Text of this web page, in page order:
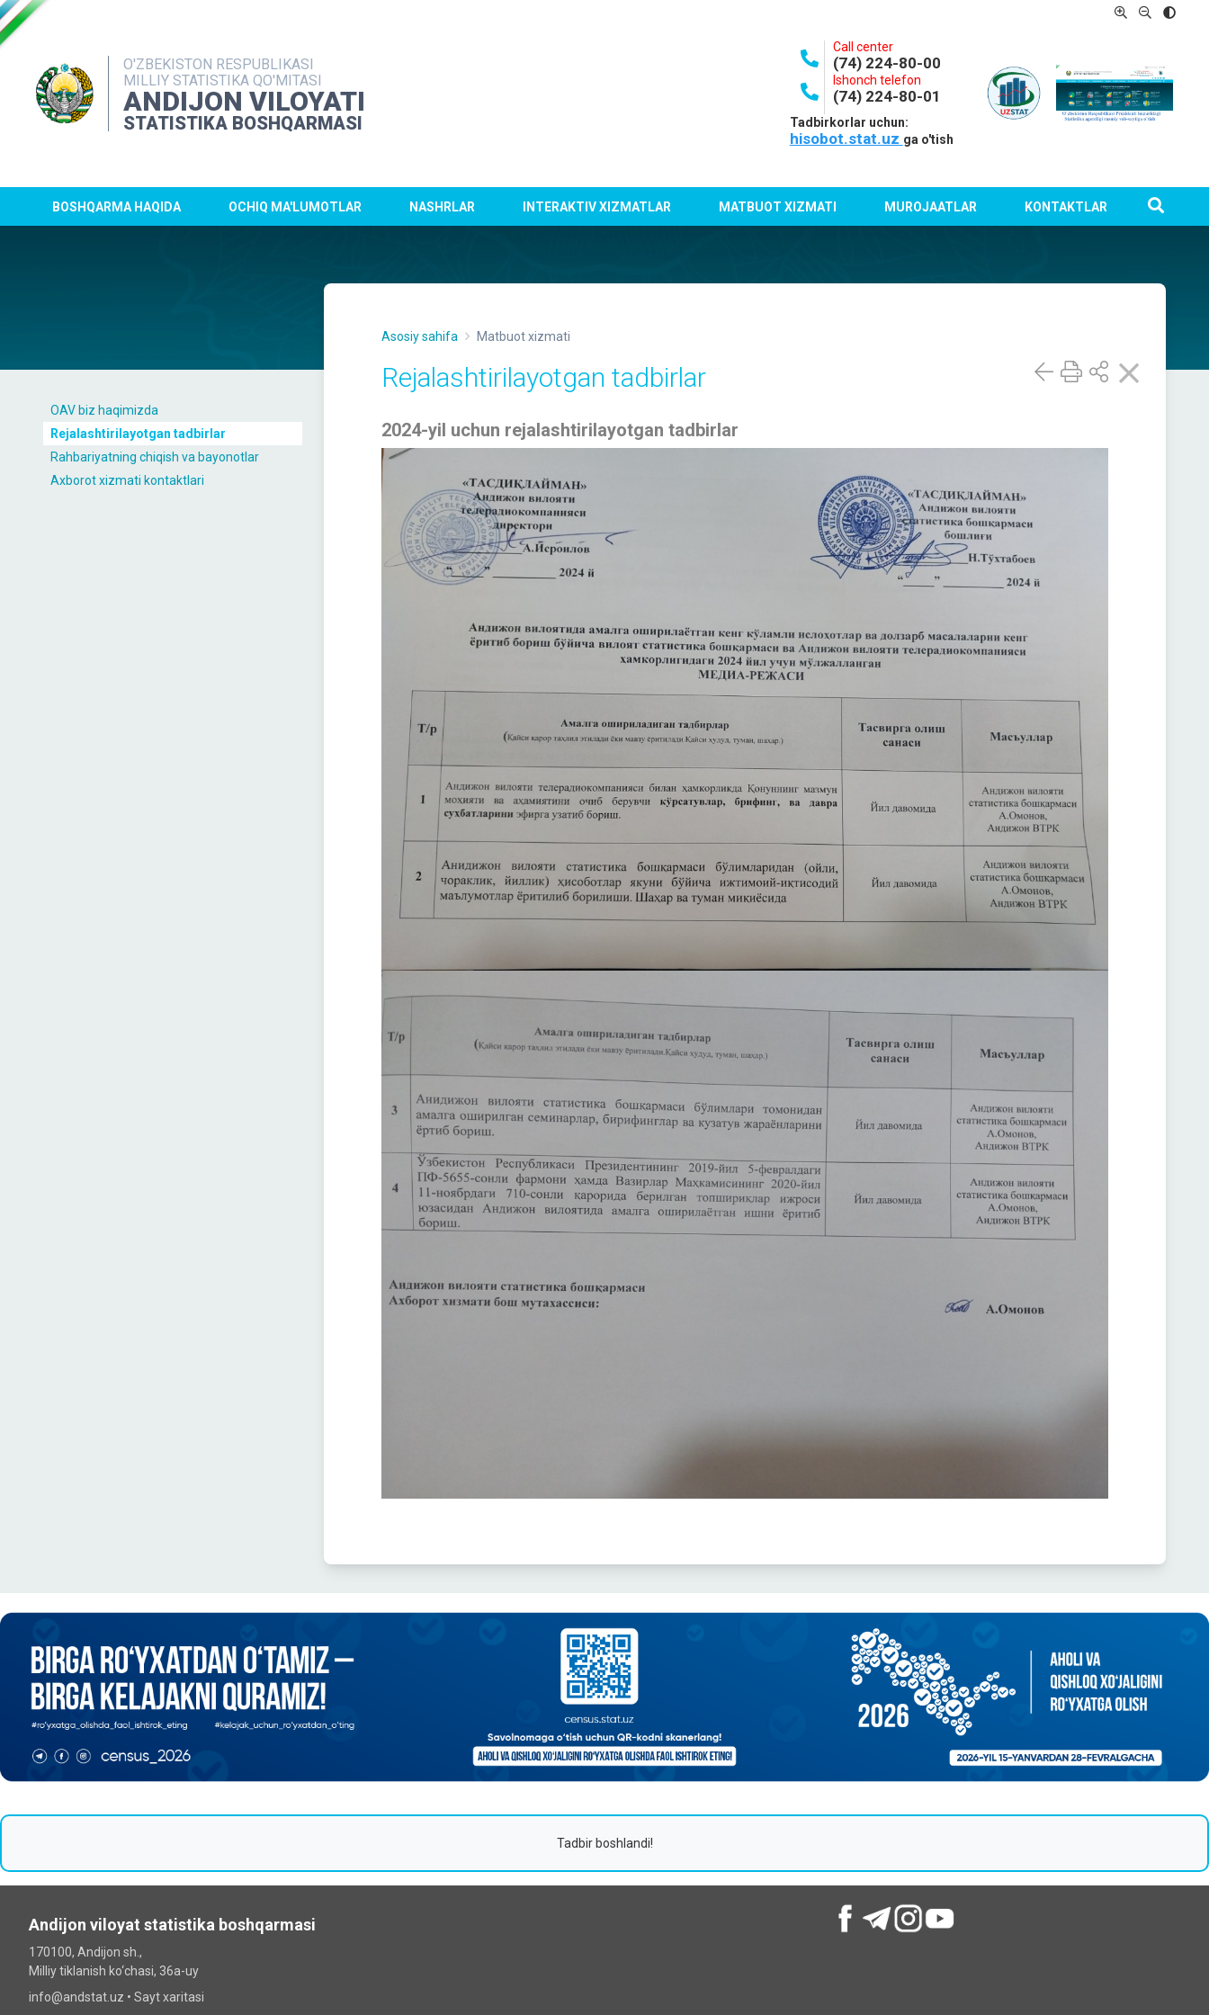
O'ZBEKISTON RESPUBLIKASI
MILLIY STATISTIKA QO'MITASI
ANDIJON VILOYATI
STATISTIKA BOSHQARMASI
Call center
(74) 224-80-00
Ishonch telefon
(74) 224-80-01
Tadbirkorlar uchun:
hisobot.stat.uz ga o'tish
BOSHQARMA HAQIDA OCHIQ MA'LUMOTLAR NASHRLAR INTERAKTIV XIZMATLAR MATBUOT XIZMATI MUROJAATLAR KONTAKTLAR
OAV biz haqimizda
Rejalashtirilayotgan tadbirlar
Rahbariyatning chiqish va bayonotlar
Axborot xizmati kontaktlari
Asosiy sahifa Matbuot xizmati
Rejalashtirilayotgan tadbirlar
2024-yil uchun rejalashtirilayotgan tadbirlar
Tadbir boshlandi!
Andijon viloyat statistika boshqarmasi
170100, Andijon sh.,
Milliy tiklanish ko‘chаsi, 36a-uy
info@andstat.uz • Sayt xaritasi